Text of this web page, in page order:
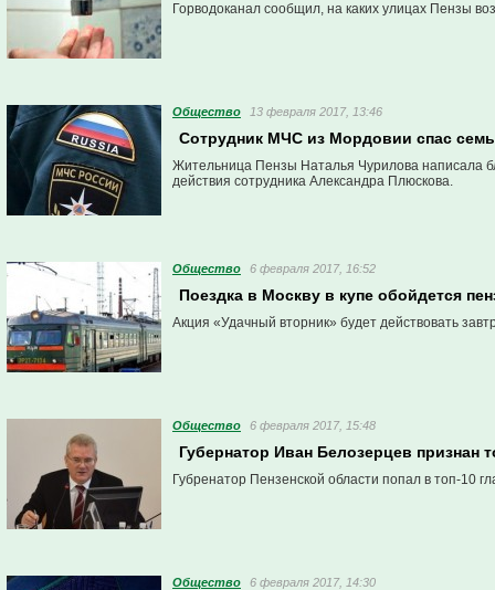
Горводоканал сообщил, на каких улицах Пензы
Общество 13 февраля 2017, 13:46
Сотрудник МЧС из Мордовии спас
Жительница Пензы Наталья Чурилова написала
действия сотрудника Александра Плюскова.
Общество 6 февраля 2017, 16:52
Поездка в Москву в купе обойдется
Акция «Удачный вторник» будет действовать
Общество 6 февраля 2017, 15:48
Губернатор Иван Белозерцев признан
Губренатор Пензенской области попал в топ-10
Общество 6 февраля 2017, 14:30